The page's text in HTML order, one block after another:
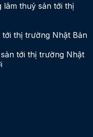
lâm thuỷ sản tới thị
tới thị trường Nhật Bản
tới thị trường Nhật